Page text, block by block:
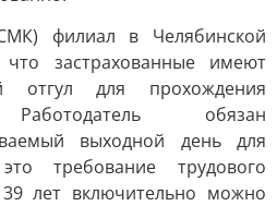
филиал в Челябинской
застрахованные имеют
отгул для прохождения
Работодатель обязан
выходной день для
требование трудового
39 лет включительно можно